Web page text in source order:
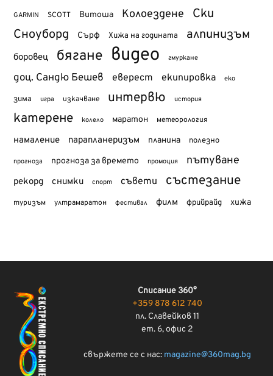
GARMIN SCOTT Витоша Колоездене Ски
Сноуборд Сърф Хижа на годината алпинизъм
боровец бягане видео гмуркане
доц. Сандю Бешев еверест екипировка еко
зима игра изкачване интервю история
катерене колело маратон метеорология
намаление парапланеризъм планина полезно
прогноза прогноза за времето промоция пътуване
рекорд снимки спорт съвети състезание
туризъм ултрамаратон фестивал филм фрийрайд хижа
Списание 360°
+359 878 612 740
пл. Славейков 11
ет. 6, офис 2
свържете се с нас: magazine@360mag.bg